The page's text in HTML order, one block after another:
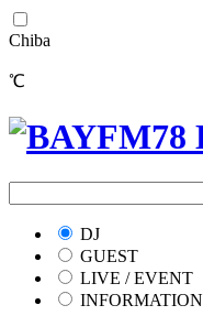
Chiba
℃
DJ
GUEST
LIVE / EVENT
INFORMATION